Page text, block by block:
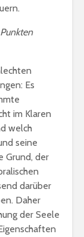
Es
im Klaren
welch
seine
Grund, der
darüber
Daher
der Seele